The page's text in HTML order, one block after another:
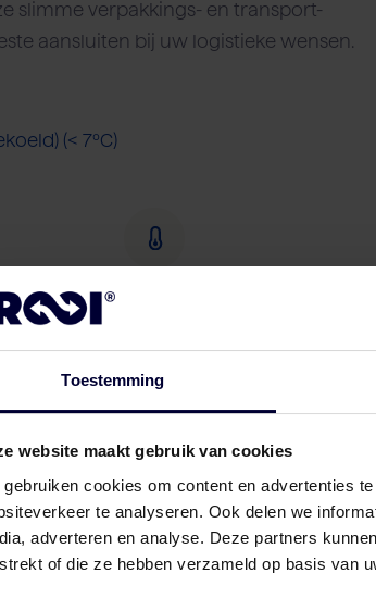
Toestemming
website maakt gebruik van cookies
gebruiken cookies om content en advertenties
te analyseren. Ook delen we
adverteren en analyse. Deze partners
of die ze hebben verzameld op basis van
slimme verpakkings- en transport-
aansluiten bij uw logistieke wensen.
(< 7ºC)